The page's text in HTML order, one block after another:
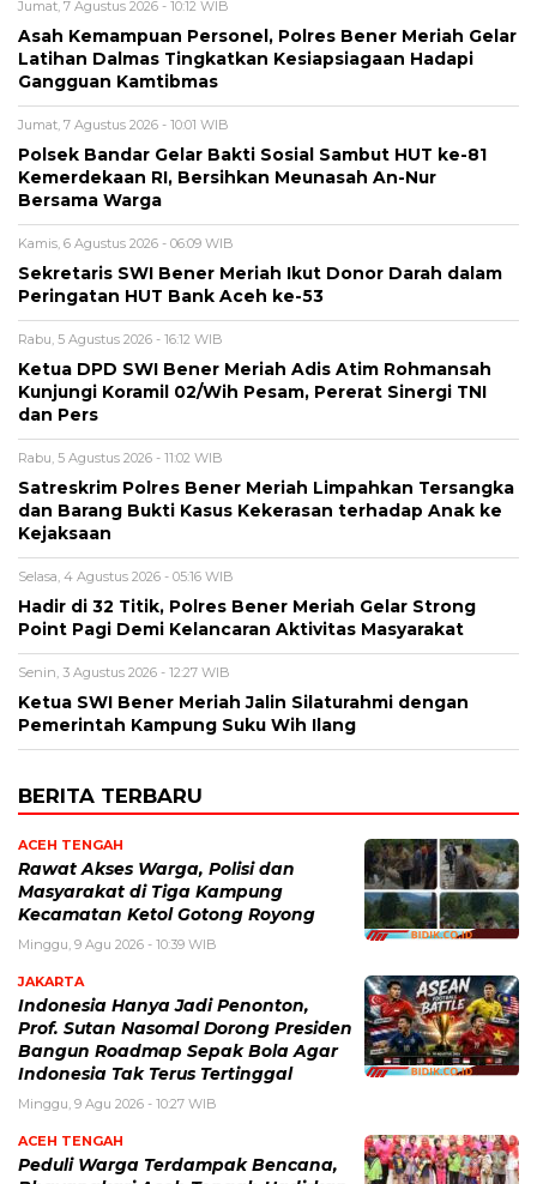
Jumat, 7 Agustus 2026 - 10:12 WIB
Asah Kemampuan Personel, Polres Bener Meriah Gelar
Latihan Dalmas Tingkatkan Kesiapsiagaan Hadapi
Gangguan Kamtibmas
Jumat, 7 Agustus 2026 - 10:01 WIB
Polsek Bandar Gelar Bakti Sosial Sambut HUT ke-81
Kemerdekaan RI, Bersihkan Meunasah An-Nur
Bersama Warga
Kamis, 6 Agustus 2026 - 06:09 WIB
Sekretaris SWI Bener Meriah Ikut Donor Darah dalam
Peringatan HUT Bank Aceh ke-53
Rabu, 5 Agustus 2026 - 16:12 WIB
Ketua DPD SWI Bener Meriah Adis Atim Rohmansah
Kunjungi Koramil 02/Wih Pesam, Pererat Sinergi TNI
dan Pers
Rabu, 5 Agustus 2026 - 11:02 WIB
Satreskrim Polres Bener Meriah Limpahkan Tersangka
dan Barang Bukti Kasus Kekerasan terhadap Anak ke
Kejaksaan
Selasa, 4 Agustus 2026 - 05:16 WIB
Hadir di 32 Titik, Polres Bener Meriah Gelar Strong
Point Pagi Demi Kelancaran Aktivitas Masyarakat
Senin, 3 Agustus 2026 - 12:27 WIB
Ketua SWI Bener Meriah Jalin Silaturahmi dengan
Pemerintah Kampung Suku Wih Ilang
BERITA TERBARU
ACEH TENGAH
Rawat Akses Warga, Polisi dan
Masyarakat di Tiga Kampung
Kecamatan Ketol Gotong Royong
Minggu, 9 Agu 2026 - 10:39 WIB
JAKARTA
Indonesia Hanya Jadi Penonton,
Prof. Sutan Nasomal Dorong Presiden
Bangun Roadmap Sepak Bola Agar
Indonesia Tak Terus Tertinggal
Minggu, 9 Agu 2026 - 10:27 WIB
ACEH TENGAH
Peduli Warga Terdampak Bencana,